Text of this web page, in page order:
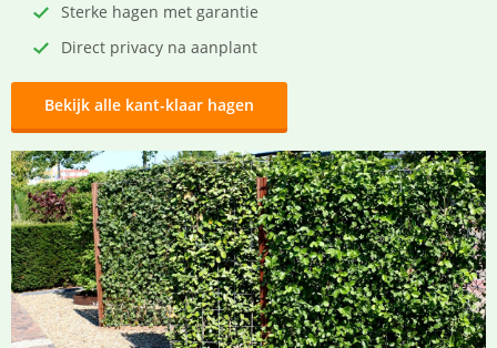
Sterke hagen met garantie
Direct privacy na aanplant
Bekijk alle kant-klaar hagen